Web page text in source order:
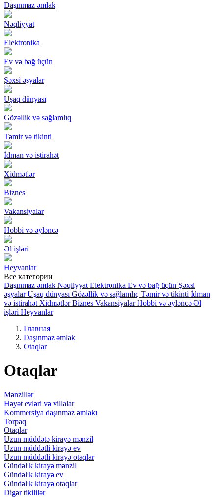
Daşınmaz əmlak
Nəqliyyat
Elektronika
Ev və bağ üçün
Şəxsi əşyalar
Uşaq dünyası
Gözəllik və sağlamlıq
Təmir və tikinti
İdman və istirahət
Xidmətlər
Biznes
Vakansiyalar
Hobbi və əyləncə
Əl işləri
Heyvanlar
Все категории
Daşınmaz əmlak Nəqliyyat Elektronika Ev və bağ üçün Şəxsi
əşyalar Uşaq dünyası Gözəllik və sağlamlıq Təmir və tikinti İdman
və istirahət Xidmətlər Biznes Vakansiyalar Hobbi və əyləncə Əl
işləri Heyvanlar
Главная
Daşınmaz əmlak
Otaqlar
Otaqlar
Mənzillər
Həyət evləri və villalar
Kommersiya daşınmaz əmlakı
Torpaq
Otaqlar
Uzun müddətə kirayə mənzil
Uzun müddətli kirayə ev
Uzun müddətli kirayə otaqlar
Gündəlik kirayə mənzil
Gündəlik kirayə ev
Gündəlik kirayə otaqlar
Digər tikililər